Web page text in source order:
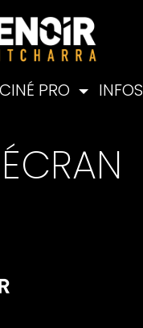
CINÉ PRO INFOS